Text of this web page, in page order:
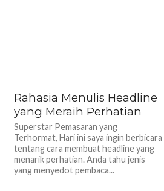
Rahasia Menulis Headline
yang Meraih Perhatian
Superstar Pemasaran yang
Terhormat, Hari ini saya ingin berbicara
tentang cara membuat headline yang
menarik perhatian. Anda tahu jenis
yang menyedot pembaca...